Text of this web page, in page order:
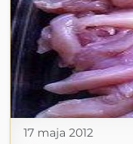
17 maja 2012